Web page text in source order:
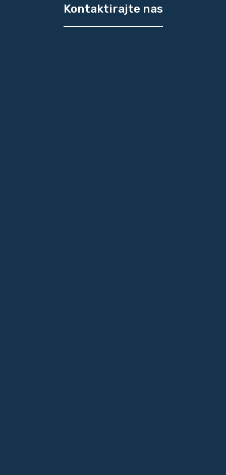
Kontaktirajte nas